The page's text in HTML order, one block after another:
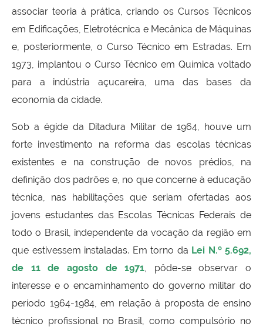
associar teoria à prática, criando os Cursos Técnicos
em Edificações, Eletrotécnica e Mecânica de Máquinas
e, posteriormente, o Curso Técnico em Estradas. Em
1973, implantou o Curso Técnico em Química voltado
para a indústria açucareira, uma das bases da
economia da cidade.
Sob a égide da Ditadura Militar de 1964, houve um
forte investimento na reforma das escolas técnicas
existentes e na construção de novos prédios, na
definição dos padrões e, no que concerne à educação
técnica, nas habilitações que seriam ofertadas aos
jovens estudantes das Escolas Técnicas Federais de
todo o Brasil, independente da vocação da região em
que estivessem instaladas. Em torno da Lei N.º 5.692,
de 11 de agosto de 1971, pôde-se observar o
interesse e o encaminhamento do governo militar do
período 1964-1984, em relação à proposta de ensino
técnico profissional no Brasil, como compulsório no